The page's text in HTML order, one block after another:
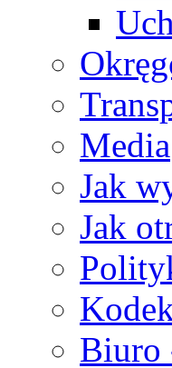
Media
Jak
Jak
Biuro